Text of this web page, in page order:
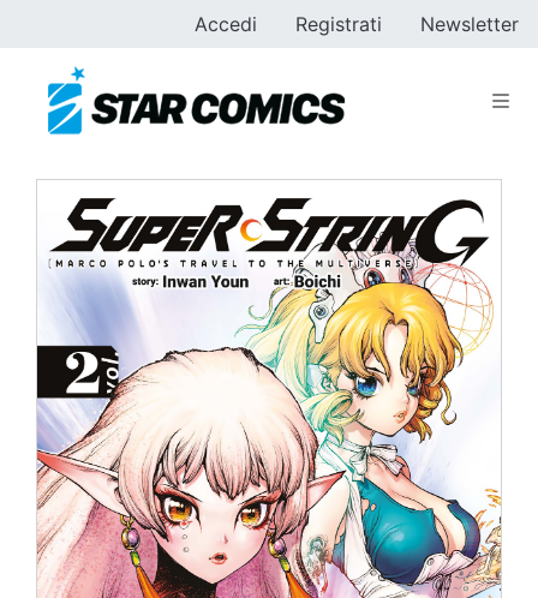
Accedi Registrati Newsletter